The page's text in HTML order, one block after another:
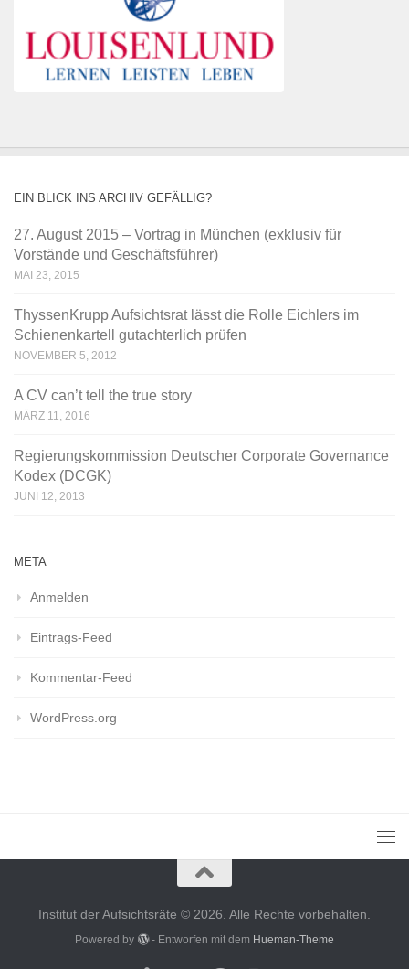
EIN BLICK INS ARCHIV GEFÄLLIG?
27. August 2015 – Vortrag in München (exklusiv für
Vorstände und Geschäftsführer)
MAI 23, 2015
ThyssenKrupp Aufsichtsrat lässt die Rolle Eichlers im
Schienenkartell gutachterlich prüfen
NOVEMBER 5, 2012
A CV can’t tell the true story
MÄRZ 11, 2016
Regierungskommission Deutscher Corporate Governance
Kodex (DCGK)
JUNI 12, 2013
META
Anmelden
Eintrags-Feed
Kommentar-Feed
WordPress.org
Institut der Aufsichtsräte © 2026. Alle Rechte vorbehalten.
Powered by - Entworfen mit dem Hueman-Theme